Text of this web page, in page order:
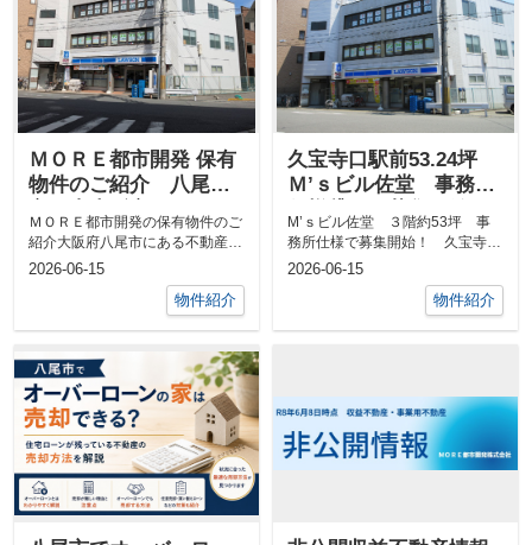
ＭＯＲＥ都市開発 保有
物件のご紹介 八尾
市・東大阪市
ＭＯＲＥ都市開発の保有物件のご
紹介大阪府八尾市にある不動産会
社、ＭＯＲＥ都市開発株式会社で
2026-06-15
物件紹介
久宝寺口駅前53.24坪
Ｍ’ｓビル佐堂 事務所
仕様貸しで募集開始し
ました！
M’ｓビル佐堂 ３階約53坪 事
務所仕様で募集開始！ 久宝寺口
駅前所在地 ： 八尾市佐堂町3-1-
2026-06-15
物件紹介